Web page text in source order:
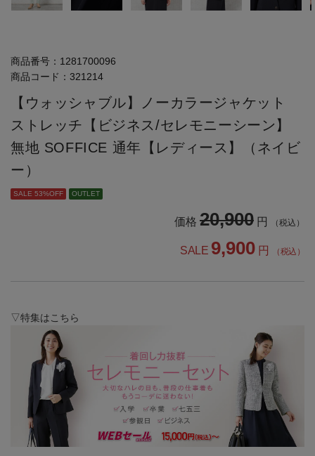
商品番号： 1281700096
商品コード： 321214
【ウォッシャブル】ノーカラージャケット
ストレッチ【ビジネス/セレモニーシーン】
無地 SOFFICE 通年【レディース】（ネイビ
ー）
SALE 53%OFF OUTLET
価格 20,900 円 （税込）
SALE 9,900 円 （税込）
▽特集はこちら